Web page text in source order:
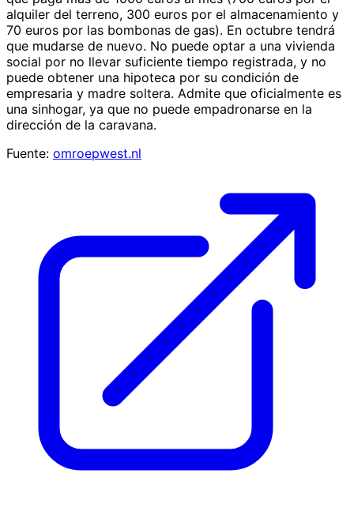
alquiler del terreno, 300 euros por el almacenamiento y
70 euros por las bombonas de gas). En octubre tendrá
que mudarse de nuevo. No puede optar a una vivienda
social por no llevar suficiente tiempo registrada, y no
puede obtener una hipoteca por su condición de
empresaria y madre soltera. Admite que oficialmente es
una sinhogar, ya que no puede empadronarse en la
dirección de la caravana.
Fuente: omroepwest.nl